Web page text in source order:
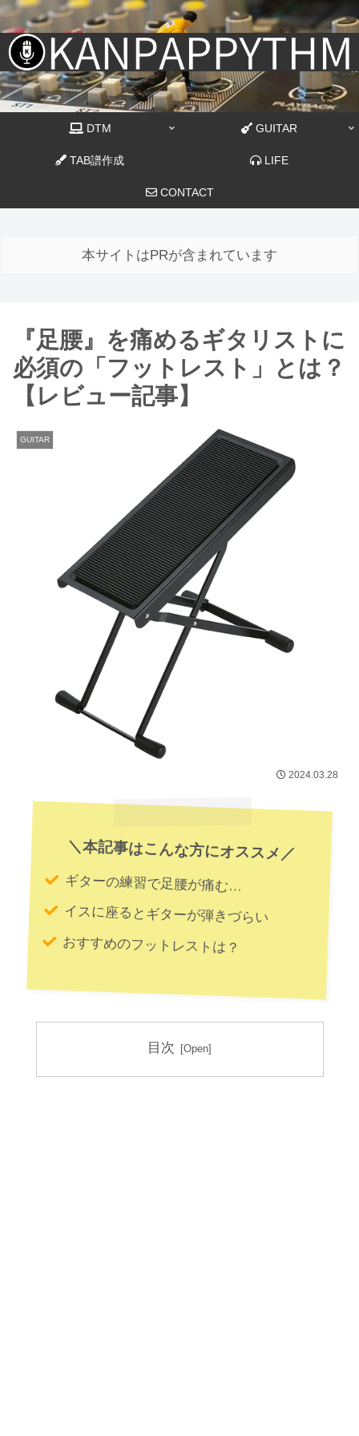
DTM GUITAR
TAB譜作成 LIFE
CONTACT
本サイトはPRが含まれています
『足腰』を痛めるギタリストに
必須の「フットレスト」とは？
【レビュー記事】
GUITAR
2024.03.28
＼本記事はこんな方にオススメ／
ギターの練習で足腰が痛む…
イスに座るとギターが弾きづらい
おすすめのフットレストは？
目次